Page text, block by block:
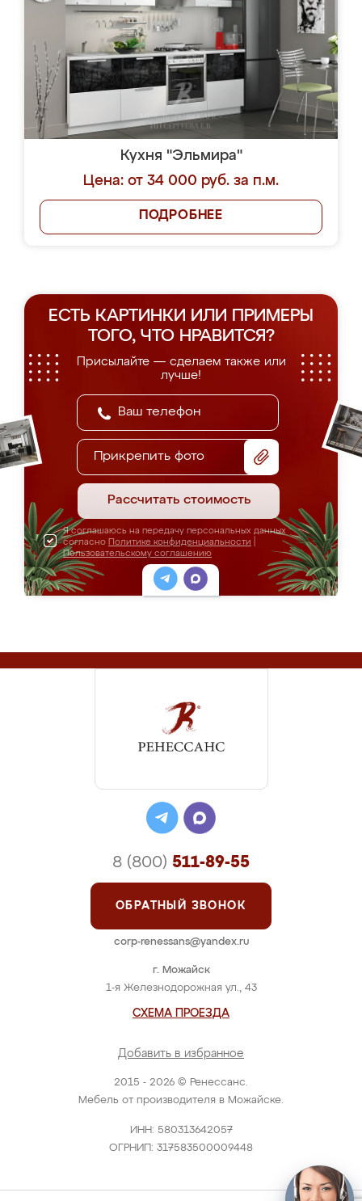
Кухня "Эльмира"
Цена: от 34 000 руб. за п.м.
ПОДРОБНЕЕ
ЕСТЬ КАРТИНКИ ИЛИ ПРИМЕРЫ
ТОГО, ЧТО НРАВИТСЯ?
Присылайте — сделаем также или
лучше!
Прикрепить фото
Рассчитать стоимость
Я соглашаюсь на передачу персональных данных
согласно Политике конфиденциальности
Пользовательскому соглашению
2015 - 2026 © Ренессанс.
Мебель от производителя в Можайске.
ИНН: 580313642057
ОГРНИП: 317583500009448
г. Можайск
1-я Железнодорожная ул., 43
СХЕМА ПРОЕЗДА
Добавить в избранное
8 (800) 511-89-55
ОБРАТНЫЙ ЗВОНОК
corp-renessans@yandex.ru